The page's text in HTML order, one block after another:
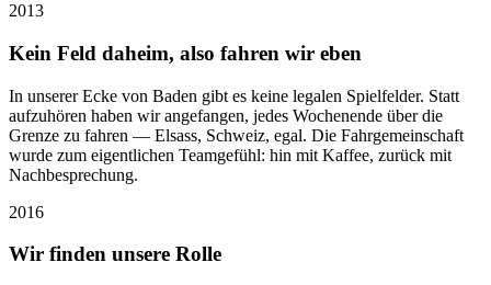
2013
Kein Feld daheim, also fahren wir eben
In unserer Ecke von Baden gibt es keine legalen Spielfelder. Statt
aufzuhören haben wir angefangen, jedes Wochenende über die
Grenze zu fahren — Elsass, Schweiz, egal. Die Fahrgemeinschaft
wurde zum eigentlichen Teamgefühl: hin mit Kaffee, zurück mit
Nachbesprechung.
2016
Wir finden unsere Rolle